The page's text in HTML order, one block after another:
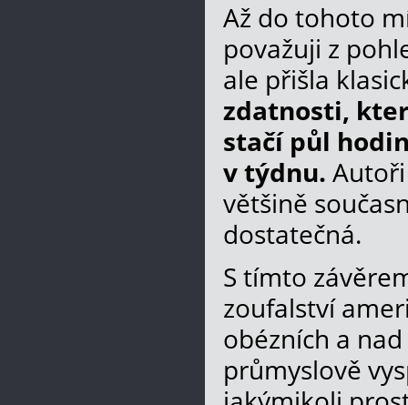
Až do tohoto
považuji z
ale přišla
zdatnosti,
stačí půl
v týdnu.
většině
dostatečná.
S tímto
zoufalství
obézních a
průmyslově